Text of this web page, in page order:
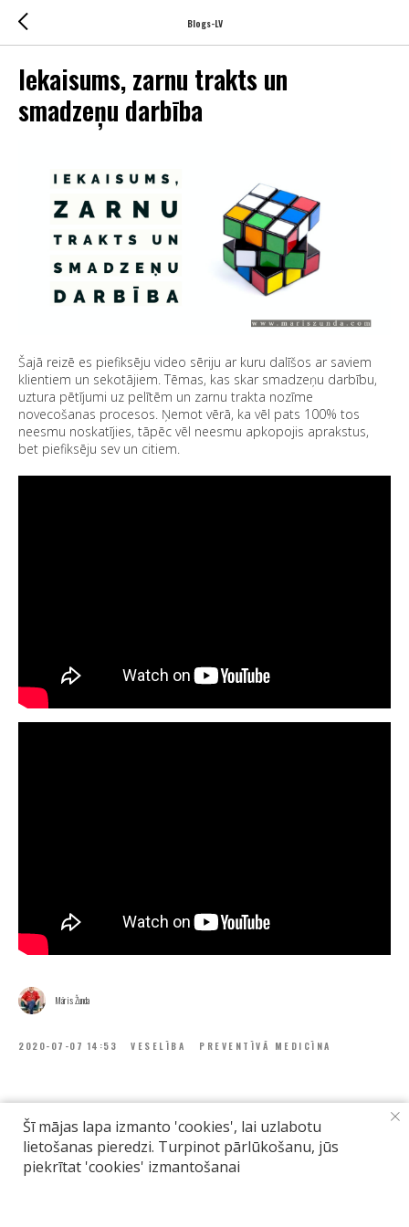
Blogs-LV
Iekaisums, zarnu trakts un
smadzeņu darbība
Šajā reizē es piefiksēju video sēriju ar kuru dalīšos ar saviem
klientiem un sekotājiem. Tēmas, kas skar smadzeņu darbību,
uztura pētījumi uz pelītēm un zarnu trakta nozīme
novecošanas procesos. Ņemot vērā, ka vēl pats 100% tos
neesmu noskatījies, tāpēc vēl neesmu apkopojis aprakstus,
bet piefiksēju sev un citiem.
Māris Žunda
2020-07-07 14:53 VESELĪBA PREVENTĪVĀ MEDICĪNA
Šī mājas lapa izmanto 'cookies', lai uzlabotu
lietošanas pieredzi. Turpinot pārlūkošanu, jūs
piekrītat 'cookies' izmantošanai